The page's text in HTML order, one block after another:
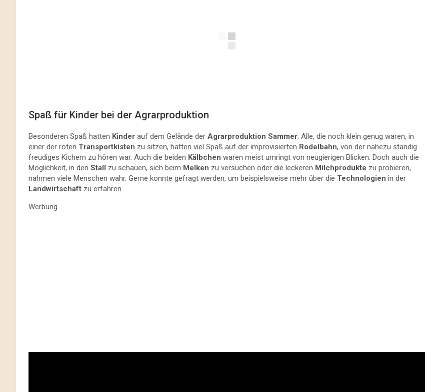
Spaß für Kinder bei der Agrarproduktion
Besonderen Spaß hatten Kinder auf dem Gelände der Agrarproduktion Sammer. Alle, die noch klein genug waren, in
einer der roten Transportkisten zu sitzen, hatten viel Spaß auf der improvisierten Rodelbahn, von der nahezu ständig
freudiges Kichern zu hören war. Auch die beiden Kälbchen waren meist umringt von neugierigen Blicken. Doch auch die
Möglichkeit, in den Stall zu schauen, sich beim Melken zu versuchen oder die leckeren Milchprodukte zu probieren,
nahmen viele Menschen wahr. Gerne konnte gefragt werden, um beispielsweise mehr über die Technologien in der
Landwirtschaft zu erfahren.
Werbung